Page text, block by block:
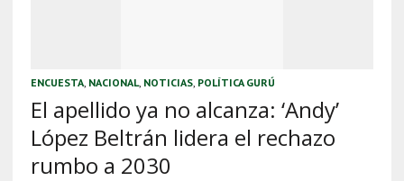
ENCUESTA, NACIONAL, NOTICIAS, POLÍTICA GURÚ
El apellido ya no alcanza: ‘Andy’
López Beltrán lidera el rechazo
rumbo a 2030